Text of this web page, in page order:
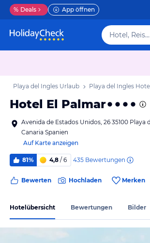
% Deals App öffnen
Hotel, Reiseziel
Playa del Ingles Urlaub Playa del Ingles
Hotel El Palmar
Avenida de Estados Unidos, 26 35100 Playa
Canaria Spanien
Auf Karte anzeigen
81% 4,8 / 6 435 Bewertungen
Bewerten Hochladen Merken
Hotelübersicht Bewertungen Bilder